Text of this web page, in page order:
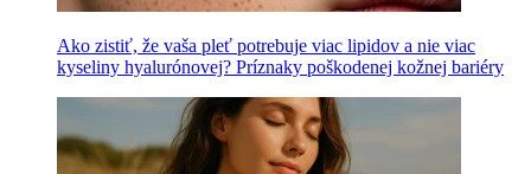
Ako zistiť, že vaša pleť potrebuje viac lipidov a nie viac
kyseliny hyalurónovej? Príznaky poškodenej kožnej bariéry